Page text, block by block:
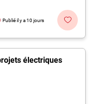
Publié il y a 10 jours
électriques